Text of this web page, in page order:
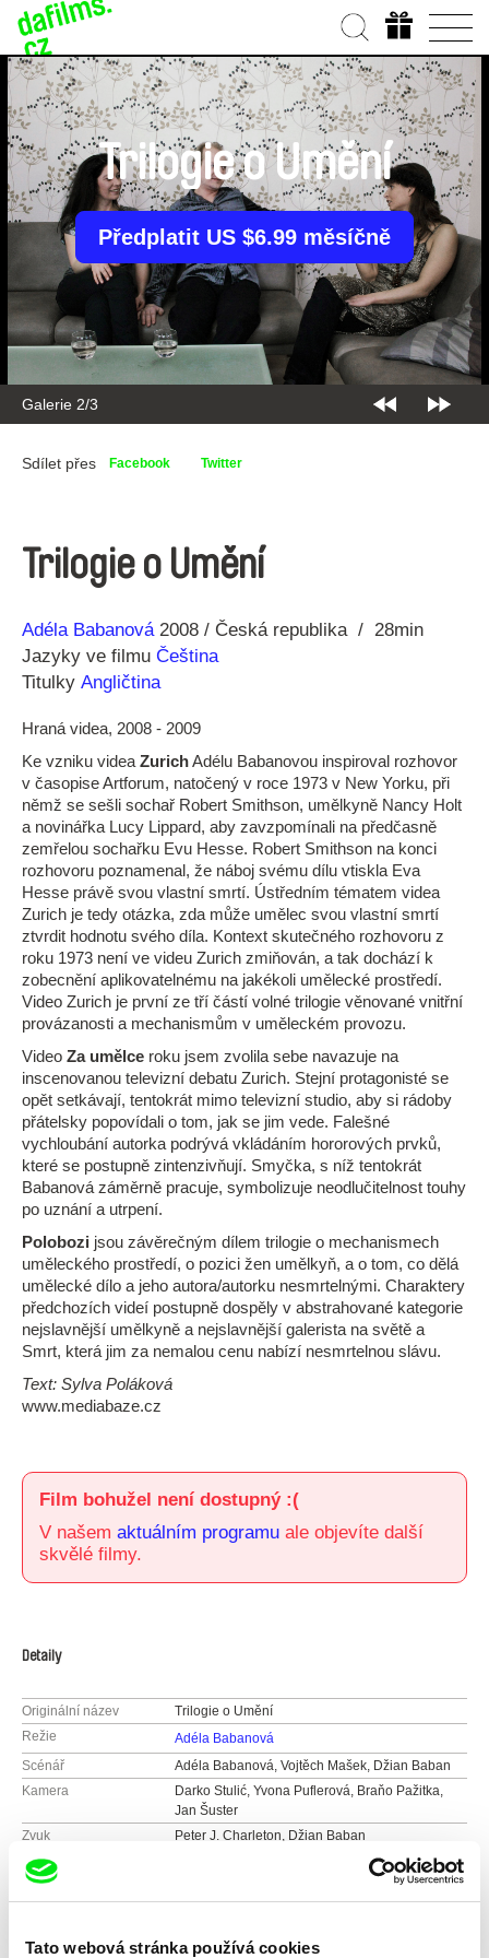
Tato webová stránka používá cookies
Galerie 2/3
Trilogie o Umění
Předplatit US $6.99 měsíčně
Sdílet přes Facebook Twitter
Trilogie o Umění
Režie
Adéla Babanová
Rok 2008 Česká republika
28min
Jazyky ve filmu Čeština
Titulky Angličtina
Hraná videa, 2008 - 2009
Ke vzniku videa ZurichAdélu Babanovou inspiroval rozhovor
v časopise Artforum, natočený v roce 1973 v New Yorku, při
němž se sešli sochař Robert Smithson, umělkyně Nancy Holt
a novinářka Lucy Lippard, aby zavzpomínali na předčasně
zemřelou sochařku Evu Hesse. Robert Smithson na konci
rozhovoru poznamenal, že náboj svému dílu vtiskla Eva
Hesse právě svou vlastní smrtí. Ústředním tématem videa
Zurich je tedy otázka, zda může umělec svou vlastní smrtí
ztvrdit hodnotu svého díla. Kontext skutečného rozhovoru z
roku 1973 není ve videu Zurich zmiňován, a tak dochází k
zobecnění aplikovatelnému na jakékoli umělecké prostředí.
Video Zurich je první ze tří částí volné trilogie věnované vnitřní
provázanosti a mechanismům v uměleckém provozu.
Video Za umělce roku jsem zvolila sebe navazuje na
inscenovanou televizní debatu Zurich. Stejní protagonisté se
opět setkávají, tentokrát mimo televizní studio, aby si rádoby
přátelsky popovídali o tom, jak se jim vede. Falešné
vychloubání autorka podrývá vkládáním hororových prvků,
které se postupně zintenzivňují. Smyčka, s níž tentokrát
Babanová záměrně pracuje, symbolizuje neodlučitelnost touhy
po uznání a utrpení.
Polobozi jsou závěrečným dílem trilogie o mechanismech
uměleckého prostředí, o pozici žen umělkyň, a o tom, co dělá
umělecké dílo a jeho autora/autorku nesmrtelnými. Charaktery
předchozích videí postupně dospěly v abstrahované kategorie
nejslavnější umělkyně a nejslavnější galerista na světě a
Smrt, která jim za nemalou cenu nabízí nesmrtelnou slávu.
Text: Sylva Poláková
www.mediabaze.cz
Film bohužel není dostupný :(
V našem aktuálním programu ale objevíte další
skvělé filmy.
Detaily
Originální název
Trilogie o Umění
Režie
Adéla Babanová
Scénář
Adéla Babanová, Vojtěch Mašek, Džian Baban
Kamera
Darko Stulić, Yvona Puflerová, Braňo Pažitka,
Jan Šuster
Zvuk
Peter J. Charleton, Džian Baban
Délka
Rok
Barva
Barevný